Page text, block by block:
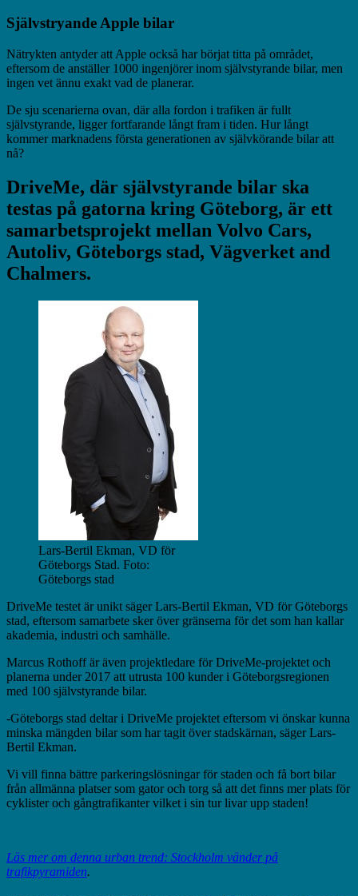
Självstryande Apple bilar
Nätrykten antyder att Apple också har börjat titta på området,
eftersom de anställer 1000 ingenjörer inom självstyrande bilar, men
ingen vet ännu exakt vad de planerar.
De sju scenarierna ovan, där alla fordon i trafiken är fullt
självstyrande, ligger fortfarande långt fram i tiden. Hur långt
kommer marknadens första generationen av självkörande bilar att
nå?
DriveMe, där självstyrande bilar ska
testas på gatorna kring Göteborg, är ett
samarbetsprojekt mellan Volvo Cars,
Autoliv, Göteborgs stad, Vägverket and
Chalmers.
Lars-Bertil Ekman, VD för
Göteborgs Stad. Foto:
Göteborgs stad
DriveMe testet är unikt säger Lars-Bertil Ekman, VD för Göteborgs
stad, eftersom samarbete sker över gränserna för det som han kallar
akademia, industri och samhälle.
Marcus Rothoff är även projektledare för DriveMe-projektet och
planerna under 2017 att utrusta 100 kunder i Göteborgsregionen
med 100 självstyrande bilar.
-Göteborgs stad deltar i DriveMe projektet eftersom vi önskar kunna
minska mängden bilar som har tagit över stadskärnan, säger Lars-
Bertil Ekman.
Vi vill finna bättre parkeringslösningar för staden och få bort bilar
från allmänna platser som gator och torg så att det finns mer plats för
cyklister och gångtrafikanter vilket i sin tur livar upp staden!
Läs mer om denna urban trend: Stockholm vänder på
trafikpyramiden.